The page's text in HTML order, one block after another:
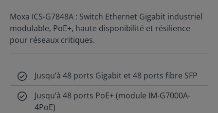
Moxa ICS-G7848A : Switch Ethernet Gigabit industriel
modulable, PoE+, haute disponibilité et résilience
pour réseaux critiques.
Jusqu’à 48 ports Gigabit et 48 ports fibre SFP
Jusqu’à 48 ports PoE+ (module IM-G7000A-
4PoE)